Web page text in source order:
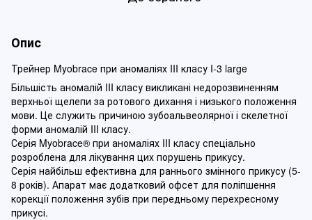
Опис
Трейнер Myobrace при аномаліях III класу I-3 large
Більшість аномалій III класу викликані недорозвиненням
верхньої щелепи за ротового дихання і низького положення
мови. Це служить причиною зубоальвеолярної і скелетної
форми аномалій III класу.
Серія Myobrace® при аномаліях III класу спеціально
розроблена для лікування цих порушень прикусу.
Серія найбільш ефективна для раннього змінного прикусу (5-
8 років). Апарат має додатковий офсет для поліпшення
корекції положення зубів при передньому перехресному
прикусі.